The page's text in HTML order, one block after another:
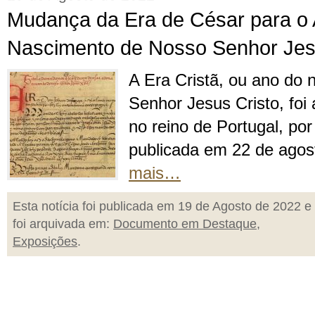
Mudança da Era de César para o
Nascimento de Nosso Senhor
A Era Cristã, ou ano do
Senhor Jesus Cristo, foi
no reino de Portugal,
publicada em 22 de
mais…
Esta notícia foi publicada em 19 de Agosto de 2022 e
foi arquivada em: Documento em Destaque,
Exposições.